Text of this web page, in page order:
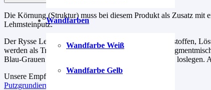
Wandfarben
Wandfarbe Weiß
Wandfarbe Gelb
Die Körnung (Struktur) muss bei diesem Produkt als Zusatz
Lehmsteinputz.
Der Rysse Lehmsteinputz ist frei von Konservierungsstoffen,
werden als Trockenpulver ausgeliefert. Die fertigen
Blau-Grauen Steinputzzusatz, einfach einmischen und loslegen.
Unsere Empfehlung für die Grundierung.
Putzgrundierung